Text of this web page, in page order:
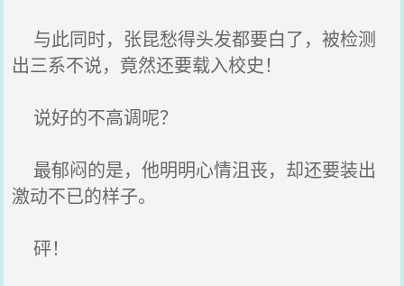
与此同时，张昆愁得头发都要白了，被检测
出三系不说，竟然还要载入校史！
说好的不高调呢？
最郁闷的是，他明明心情沮丧，却还要装出
激动不已的样子。
砰！